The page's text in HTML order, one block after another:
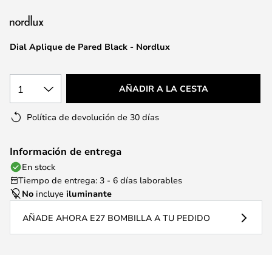
galería
imágenes
Dial Aplique de Pared Black - Nordlux
1 AÑADIR A LA CESTA
Política de devolución de 30 días
Información de entrega
En stock
Tiempo de entrega: 3 - 6 días laborables
No incluye iluminante
AÑADE AHORA E27 BOMBILLA A TU PEDIDO